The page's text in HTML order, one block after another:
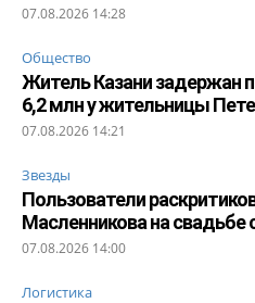
07.08.2026 14:28
Общество
Житель Казани задержан
6,2 млн у жительницы
07.08.2026 14:21
Звезды
Пользователи
Масленникова на свадьбе
07.08.2026 14:00
Логистика